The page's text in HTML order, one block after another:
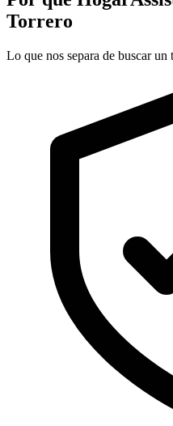
Torrero
Lo que nos separa de buscar